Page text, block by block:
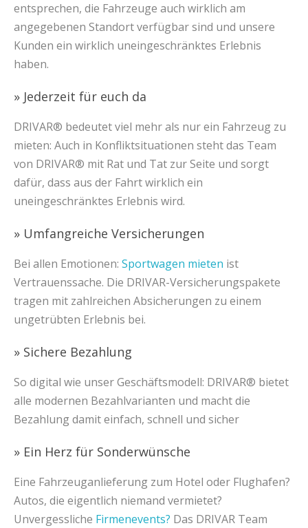
entsprechen, die Fahrzeuge auch wirklich am
angegebenen Standort verfügbar sind und unsere
Kunden ein wirklich uneingeschränktes Erlebnis
haben.
» Jederzeit für euch da
DRIVAR® bedeutet viel mehr als nur ein Fahrzeug zu
mieten: Auch in Konfliktsituationen steht das Team
von DRIVAR® mit Rat und Tat zur Seite und sorgt
dafür, dass aus der Fahrt wirklich ein
uneingeschränktes Erlebnis wird.
» Umfangreiche Versicherungen
Bei allen Emotionen: Sportwagen mieten ist
Vertrauenssache. Die DRIVAR-Versicherungspakete
tragen mit zahlreichen Absicherungen zu einem
ungetrübten Erlebnis bei.
» Sichere Bezahlung
So digital wie unser Geschäftsmodell: DRIVAR® bietet
alle modernen Bezahlvarianten und macht die
Bezahlung damit einfach, schnell und sicher
» Ein Herz für Sonderwünsche
Eine Fahrzeuganlieferung zum Hotel oder Flughafen?
Autos, die eigentlich niemand vermietet?
Unvergessliche Firmenevents? Das DRIVAR Team